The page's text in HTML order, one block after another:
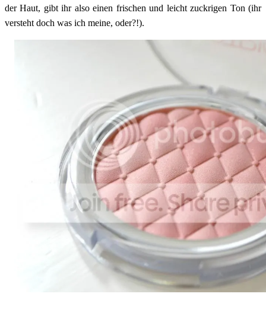
der Haut, gibt ihr also einen frischen und leicht zuckrigen Ton (ihr
versteht doch was ich meine, oder?!).